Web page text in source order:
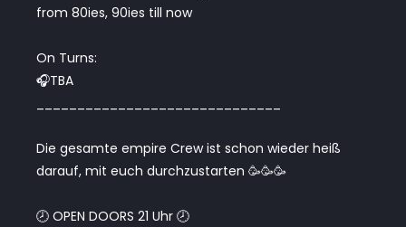
from 80ies, 90ies till now
On Turns:
🎧TBA
Die gesamte empire Crew ist schon wieder heiß
darauf, mit euch durchzustarten 🥳🥳🥳
🕗 OPEN DOORS 21 Uhr 🕗